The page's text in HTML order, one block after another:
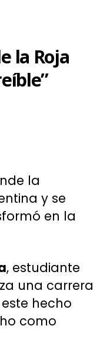
la Roja
la
y se
en la
, estudiante
una carrera
hecho
como